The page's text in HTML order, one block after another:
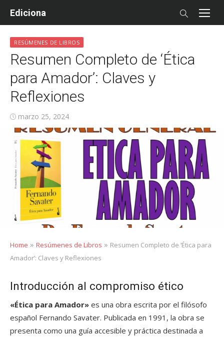
Ediciona
RESÚMENES DE LIBROS
Resumen Completo de ‘Ética
para Amador’: Claves y
Reflexiones
Posted
on
marzo 25, 2024
Home » Resúmenes de Libros » Resumen Completo de ‘Ética para
Amador’: Claves y Reflexiones
Introducción al compromiso ético
«Ética para Amador» es una obra escrita por el filósofo
español Fernando Savater. Publicada en 1991, la obra se
presenta como una guía accesible y práctica destinada a